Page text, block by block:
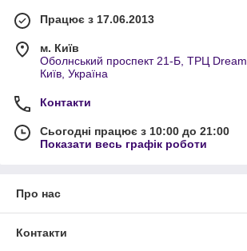
Працює з 17.06.2013
м. Київ
Оболнський проспект 21-Б, ТРЦ
Київ, Україна
Контакти
Сьогодні працює з 10:00 до 21:00
Показати весь графік роботи
Про нас
Контакти